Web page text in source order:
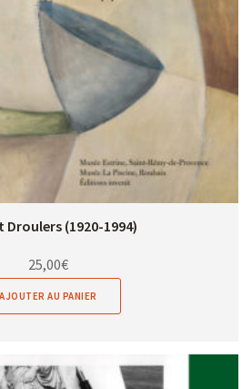
Droulers (1920-1994)
25,00€
AJOUTER AU PANIER